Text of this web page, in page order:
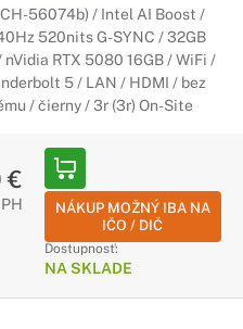
56074b) / Intel AI Boost /
520nits G-SYNC / 32GB
nVidia RTX 5080 16GB / WiFi /
5 / LAN / HDMI / bez
/ čierny / 3r (3r) On-Site
€
NÁKUP MOŽNÝ IBA NA
IČO / DIČ
Dostupnosť:
NA SKLADE